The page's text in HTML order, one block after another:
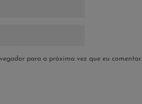
para a próxima vez que eu comentar.